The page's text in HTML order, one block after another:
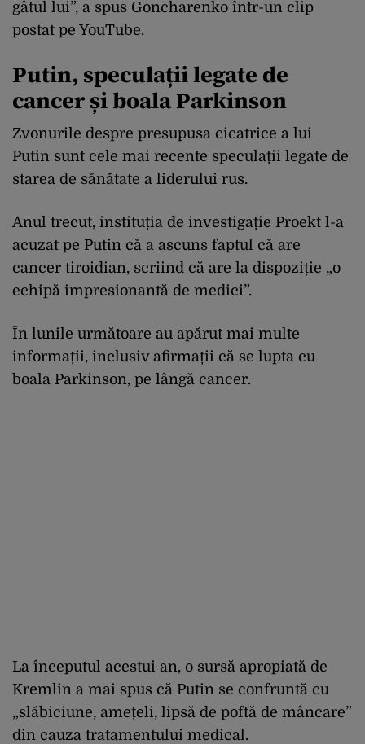
gâtul lui”, a spus Goncharenko într-un clip
postat pe YouTube.
Putin, speculații legate de
cancer și boala Parkinson
Zvonurile despre presupusa cicatrice a lui
Putin sunt cele mai recente speculații legate de
starea de sănătate a liderului rus.
Anul trecut, instituția de investigație Proekt l-a
acuzat pe Putin că a ascuns faptul că are
cancer tiroidian, scriind că are la dispoziție „o
echipă impresionantă de medici”.
În lunile următoare au apărut mai multe
informații, inclusiv afirmații că se lupta cu
boala Parkinson, pe lângă cancer.
La începutul acestui an, o sursă apropiată de
Kremlin a mai spus că Putin se confruntă cu
„slăbiciune, amețeli, lipsă de poftă de mâncare”
din cauza tratamentului medical.